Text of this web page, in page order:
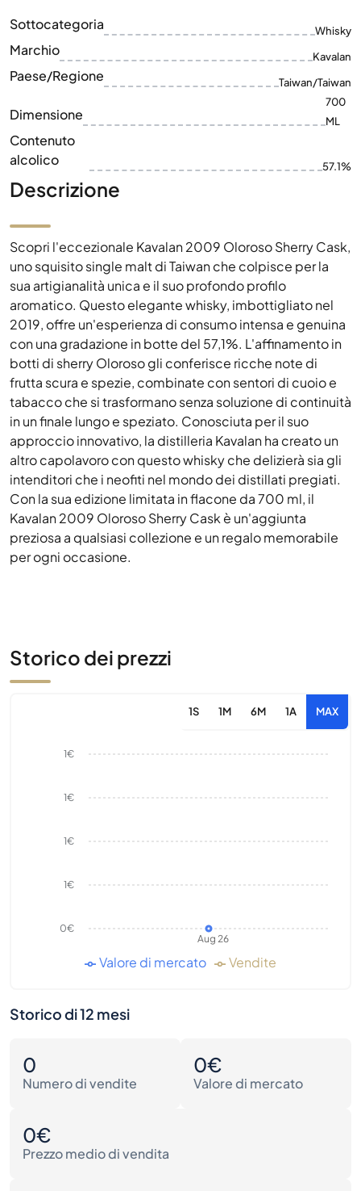
Sottocategoria Whisky
Marchio Kavalan
Paese/Regione Taiwan/Taiwan
Dimensione
700
ML
Contenuto
alcolico
57.1%
Descrizione
Scopri l'eccezionale Kavalan 2009 Oloroso Sherry Cask,
uno squisito single malt di Taiwan che colpisce per la
sua artigianalità unica e il suo profondo profilo
aromatico. Questo elegante whisky, imbottigliato nel
2019, offre un'esperienza di consumo intensa e genuina
con una gradazione in botte del 57,1%. L'affinamento in
botti di sherry Oloroso gli conferisce ricche note di
frutta scura e spezie, combinate con sentori di cuoio e
tabacco che si trasformano senza soluzione di continuità
in un finale lungo e speziato. Conosciuta per il suo
approccio innovativo, la distilleria Kavalan ha creato un
altro capolavoro con questo whisky che delizierà sia gli
intenditori che i neofiti nel mondo dei distillati pregiati.
Con la sua edizione limitata in flacone da 700 ml, il
Kavalan 2009 Oloroso Sherry Cask è un'aggiunta
preziosa a qualsiasi collezione e un regalo memorabile
per ogni occasione.
Storico dei prezzi
1S 1M 6M 1A MAX
Aug 26
0€
1€
1€
1€
1€
Valore di mercato Vendite
Storico di 12 mesi
0
Numero di vendite
0€
Valore di mercato
0€
Prezzo medio di vendita